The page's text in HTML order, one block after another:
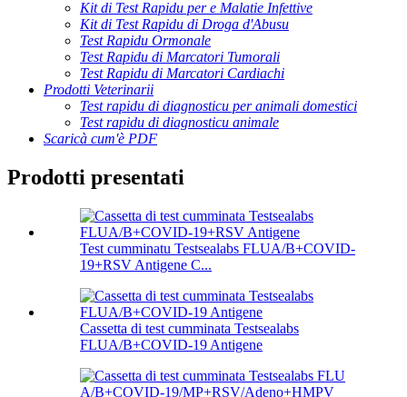
Kit di Test Rapidu per e Malatie Infettive
Kit di Test Rapidu di Droga d'Abusu
Test Rapidu Ormonale
Test Rapidu di Marcatori Tumorali
Test Rapidu di Marcatori Cardiachi
Prodotti Veterinarii
Test rapidu di diagnosticu per animali domestici
Test rapidu di diagnosticu animale
Scaricà cum'è PDF
Prodotti presentati
Test cumminatu Testsealabs FLUA/B+COVID-
19+RSV Antigene C...
Cassetta di test cumminata Testsealabs
FLUA/B+COVID-19 Antigene